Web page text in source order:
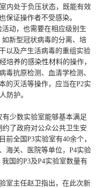
内处于负压状态，既能有效
保证操作者不受感染。
动，也需要在相应级别生
新型冠状病毒的分离、培
以及产生活病毒的重组实验
培养的感染性材料的操作，
毒抗原检测、血清学检测、
的灭活等操作，应当在P2实
防护。
有少数实验室能够基本满足
约了政府对公众公共卫生安
全国P3实验室有40余个，
海关、医院等单位，P4实验
国的P3及P4实验室数量有
室主任赵卫指出，在此次新